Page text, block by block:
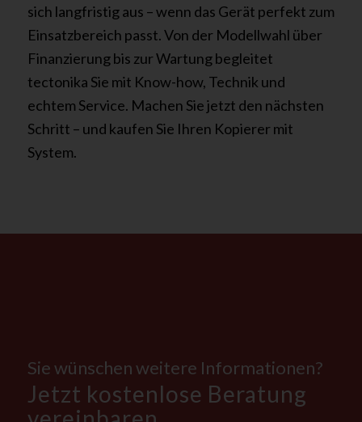
sich langfristig aus – wenn das Gerät perfekt zum
Einsatzbereich passt. Von der Modellwahl über
Finanzierung bis zur Wartung begleitet
tectonika Sie mit Know-how, Technik und
echtem Service. Machen Sie jetzt den nächsten
Schritt – und kaufen Sie Ihren Kopierer mit
System.
Sie wünschen weitere Informationen?
Jetzt kostenlose Beratung